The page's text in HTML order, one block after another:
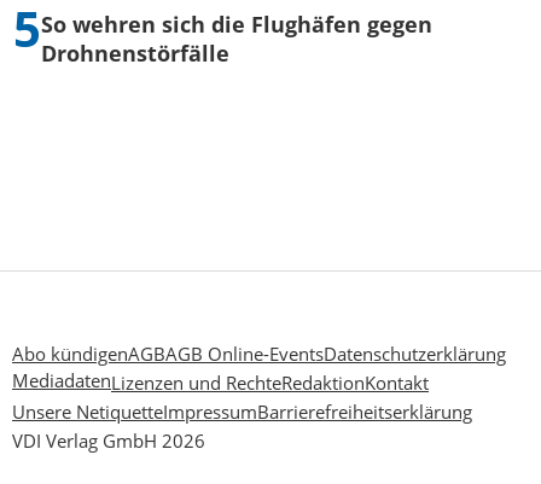
So wehren sich die Flughäfen gegen
Drohnenstörfälle
Abo kündigenAGBAGB Online-EventsDatenschutzerklärung
MediadatenLizenzen und RechteRedaktionKontakt
Unsere NetiquetteImpressumBarrierefreiheitserklärung
VDI Verlag GmbH 2026